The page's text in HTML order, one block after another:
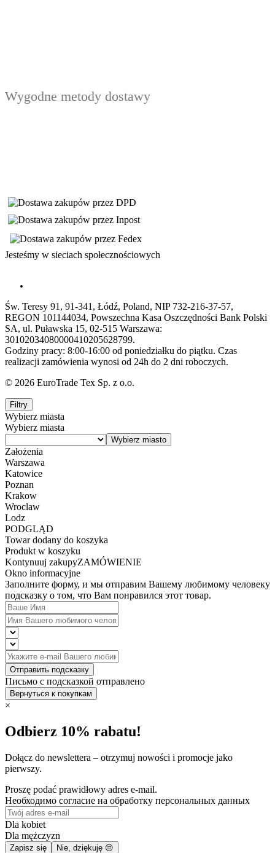
Wygodne metody dostawy
Jesteśmy w sieciach społecznościowych
Św. Teresy 91, 91-341, Łódź, Poland, NIP 732-216-37-57,
REGON 101144034, Powszechna Kasa Oszczędności Bank Polski
SA, ul. Puławska 15, 02-515 Warszawa:
30102034080000410205628799.
Godziny pracy: 8:00-16:00 od poniedziałku do piątku. Czas
realizacji zamówienia wynosi od 24h do 2 dni roboczych.
© 2026 EuroTrade Tex Sp. z o.o.
Filtry
Wybierz miasta
Wybierz miasta
Założenia
Warszawa
Katowice
Poznan
Krakow
Wroclaw
Lodz
PODGLĄD
Towar dodany do koszyka
Produkt w koszyku
Kontynuuj zakupyZAMÓWIENIE
Okno informacyjne
Заполните форму, и мы отправим Вашему любимому человеку
подсказку о том, что Вам понравился этот товар.
Отправить подсказку
Письмо с подсказкой отправлено
Вернуться к покупкам
×
Odbierz 10% rabatu!
Dołącz do newslettera – otrzymuj nowości i promocje jako
pierwszy.
Proszę podać prawidłowy adres e-mail.
Необходимо согласие на обработку персональных данных
Dla kobiet
Dla mężczyzn
Zapisz się Nie, dziękuję 😔